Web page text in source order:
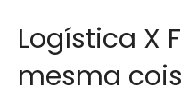
Logística X
mesma